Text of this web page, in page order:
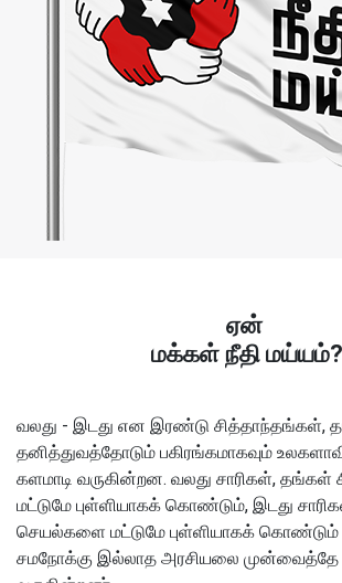
ஏன்
மக்கள் நீதி மய்யம்?
வலது - இடது என இரண்டு சித்தாந்தங்கள்,
தனித்துவத்தோடும் பகிரங்கமாகவும்
களமாடி வருகின்றன. வலது சாரிகள்,
மட்டுமே புள்ளியாகக் கொண்டும், இடது
செயல்களை மட்டுமே புள்ளியாகக் கொண்டும்
சமநோக்கு இல்லாத அரசியலை